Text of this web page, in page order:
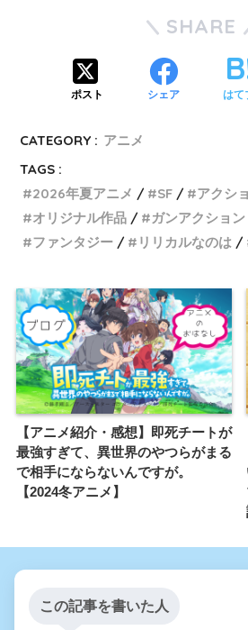
SHARE
ポスト シェア はて
CATEGORY : アニメ
TAGS :
2026年夏アニメ
SF アクシ
オリジナル作品
ガンアクション
ファンタジー
リリカルなのは
【アニメ紹介・感想】即死チートが
最強すぎて、異世界のやつらがまる
で相手にならないんですが。
【2024冬アニメ】
この記事を書いた人